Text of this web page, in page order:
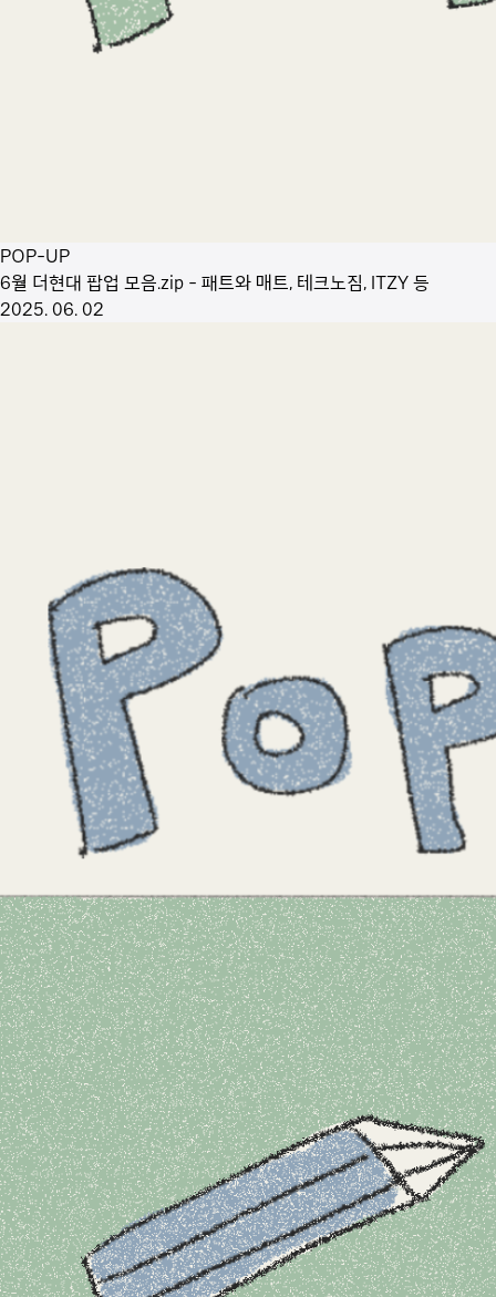
POP-UP
6월 더현대 팝업 모음.zip - 패트와 매트, 테크노짐, ITZY 등
2025. 06. 02